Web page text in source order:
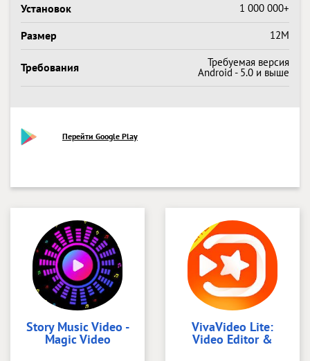
Установок 1 000 000+
Размер 12M
Требования Требуемая версия
Android - 5.0 и выше
Перейти Google Play
Story Music Video -
Magic Video
VivaVideo Lite:
Video Editor &